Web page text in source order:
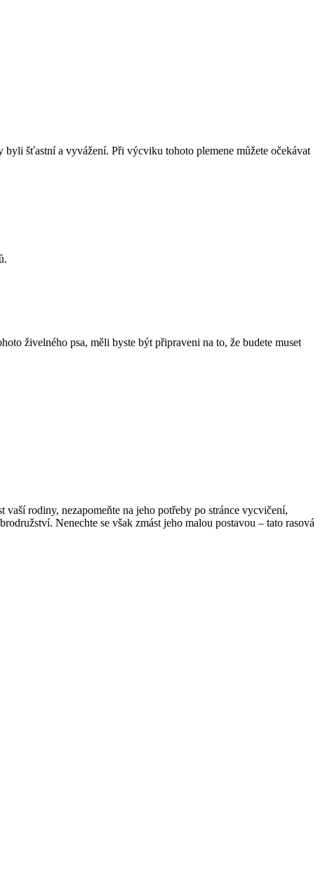
šťastní ​a vyvážení. Při výcviku⁢ tohoto⁢ plemene můžete očekávat
živelného psa,⁢ měli ⁢byste být připraveni‍ na⁢ to, že budete muset
vaší rodiny, nezapomeňte ⁢na⁣ jeho potřeby ‌po stránce vycvičení,
Nenechte​ se‌ však zmást ‌jeho malou postavou – ⁢tato rasová